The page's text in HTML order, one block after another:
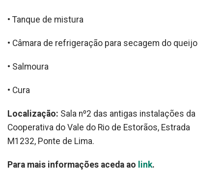
• Tanque de mistura
• Câmara de refrigeração para secagem do queijo
• Salmoura
• Cura
Localização: Sala nº2 das antigas instalações da
Cooperativa do Vale do Rio de Estorãos, Estrada
M1232, Ponte de Lima.
Para mais informações aceda ao link.